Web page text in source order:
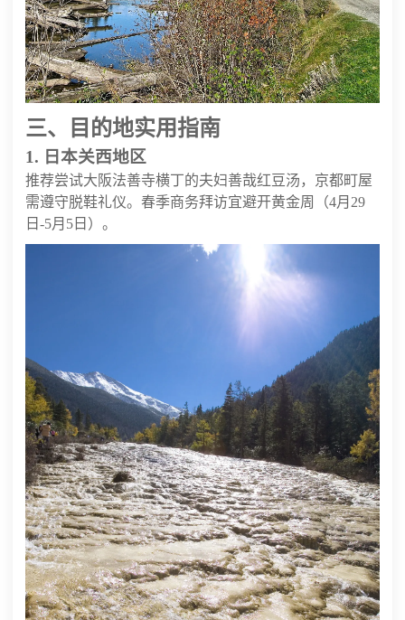
三、目的地实用指南
1. 日本关西地区
推荐尝试大阪法善寺横丁的夫妇善哉红豆汤，京都町屋
需遵守脱鞋礼仪。春季商务拜访宜避开黄金周（4月29
日-5月5日）。